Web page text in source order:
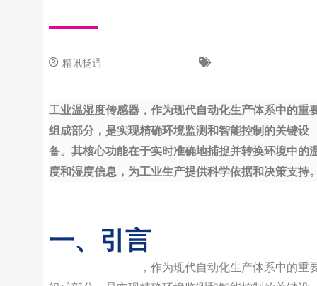
精讯畅通
工业温湿度传感器，作为现代自动化生产体系中的重
组成部分，是实现精确环境监测和智能控制的关键设
备。其核心功能在于实时准确地捕捉并转换环境中的
度和湿度信息，为工业生产提供科学依据和决策支持
一、引言
，作为现代自动化生产体系中的重